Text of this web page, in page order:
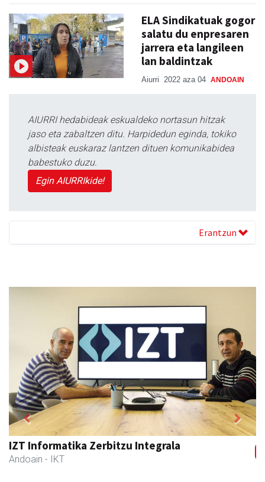
ELA Sindikatuak gogor
salatu du enpresaren
jarrera eta langileen
lan baldintzak
Aiurri 2022 aza 04 ANDOAIN
AIURRI hedabideak eskualdeko nortasun hitzak
jaso eta zabaltzen ditu. Harpidedun eginda, tokiko
albisteak euskaraz lantzen dituen komunikabidea
babestuko duzu.
Egin AIURRIkide!
Erantzun
IZT Informatika Zerbitzu Integrala
Andoain - IKT
Previous Next